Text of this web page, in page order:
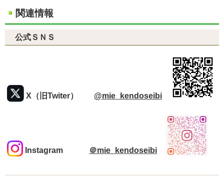
関連情報
公式ＳＮＳ
X（旧Twiter） @mie_kendoseibi
Instagram ＠mie_kendoseibi